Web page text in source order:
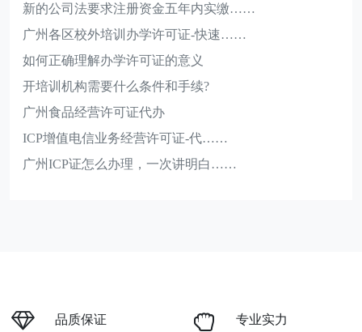
新的公司法要求注册资金五年内实缴……
广州各区校外培训办学许可证-快速……
如何正确理解办学许可证的意义
开培训机构需要什么条件和手续?
广州食品经营许可证代办
ICP增值电信业务经营许可证-代……
广州ICP证怎么办理，一次讲明白……
品质保证 专业实力